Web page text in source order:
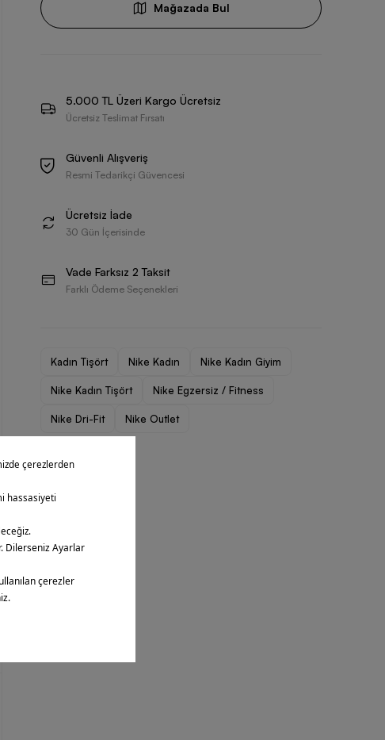
Mağazada Bul
5.000 TL Üzeri Kargo Ücretsiz
Ücretsiz Teslimat Fırsatı
Güvenli Alışveriş
Resmi Tedarikçi Güvencesi
Ücretsiz İade
30 Gün İçerisinde
Vade Farksız 2 Taksit
Farklı Ödeme Seçenekleri
Kadın Tişört Nike Kadın Nike Kadın Giyim
Nike Kadın Tişört Nike Egzersiz / Fitness
Nike Dri-Fit Nike Outlet